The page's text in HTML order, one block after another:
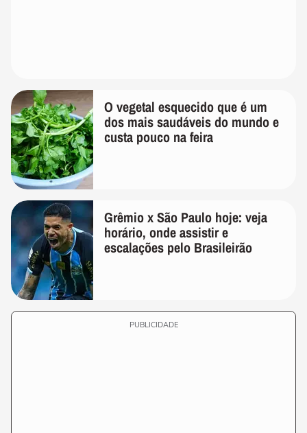
O vegetal esquecido que é um
dos mais saudáveis do mundo e
custa pouco na feira
Grêmio x São Paulo hoje: veja
horário, onde assistir e
escalações pelo Brasileirão
PUBLICIDADE